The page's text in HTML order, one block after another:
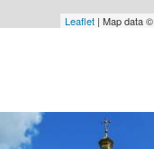
Leaflet | Map data ©